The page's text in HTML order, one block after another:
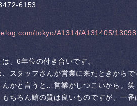
6153
tokyo/A1314/A131405/
は、6年位の付き合いです。
、スタッフさんが営業に来たときからで
んかと言うと…営業がしつこいから。笑
もちろん鮪の質は良いものですが、一番